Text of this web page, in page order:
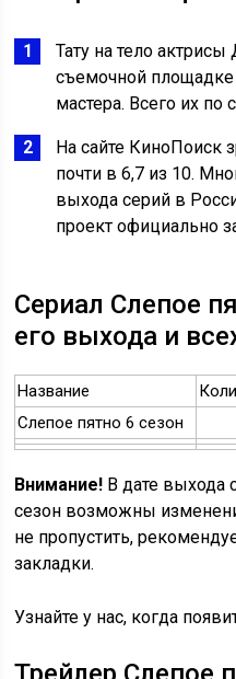
Тату на тело
съемочной
мастера. Всего их по
На сайте КиноПоиск
почти в 6,7 из 10.
выхода серий в
проект официально
Сериал Слепое
его выхода и
Название
Слепое пятно 6 сезон
Внимание! В дате выхода
сезон возможны
не пропустить,
закладки.
Узнайте у нас, когда